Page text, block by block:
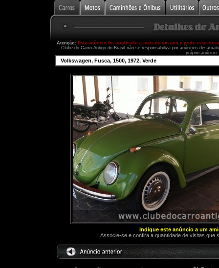
Atenção: Este anúncio foi publicado a mais de um ano e pode estar
Clube do Carro Antigo do Brasil não se responsabiliza por anúncios
próprio anúncio.
Volkswagen, Fusca, 1500, 1972, Verde
Indique este anúncio a um
Associe-se e confira a quantidade de visitas que